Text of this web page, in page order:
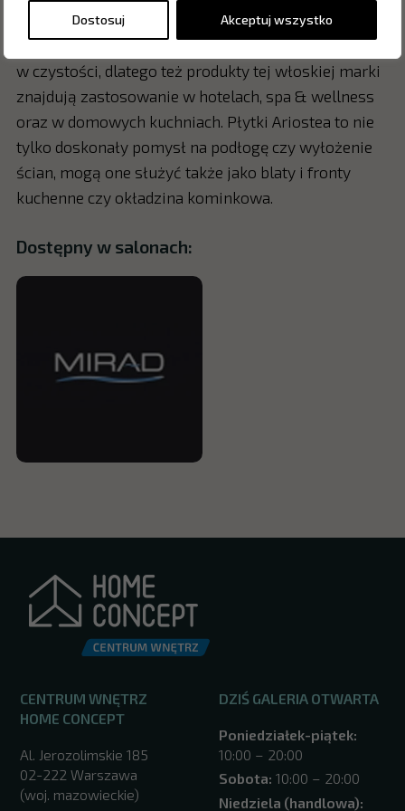
Dostosuj Akceptuj wszystko
Dostępny w salonach:
zaleta płytek tej firmy, są one również niezwykle
higieniczne i antybakteryjne, łatwo jest je utrzymać
w czystości, dlatego też produkty tej włoskiej marki
znajdują zastosowanie w hotelach, spa & wellness
oraz w domowych kuchniach. Płytki Ariostea to nie
tylko doskonały pomysł na podłogę czy wyłożenie
ścian, mogą one służyć także jako blaty i fronty
kuchenne czy okładzina kominkowa.
CENTRUM WNĘTRZ
HOME CONCEPT
Al. Jerozolimskie 185
02-222 Warszawa
(woj. mazowieckie)
DZIŚ GALERIA OTWARTA
Poniedziałek-piątek:
10:00 – 20:00
Sobota: 10:00 – 20:00
Niedziela (handlowa):